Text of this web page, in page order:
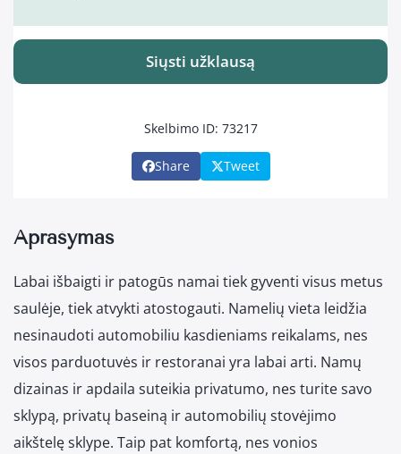
Siųsti užklausą
Skelbimo ID: 73217
Share Tweet
Aprašymas
Labai išbaigti ir patogūs namai tiek gyventi visus metus
saulėje, tiek atvykti atostogauti. Namelių vieta leidžia
nesinaudoti automobiliu kasdieniams reikalams, nes
visos parduotuvės ir restoranai yra labai arti. Namų
dizainas ir apdaila suteikia privatumo, nes turite savo
sklypą, privatų baseiną ir automobilių stovėjimo
aikštelę sklype. Taip pat komfortą, nes vonios